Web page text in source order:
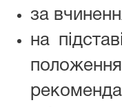
за
на